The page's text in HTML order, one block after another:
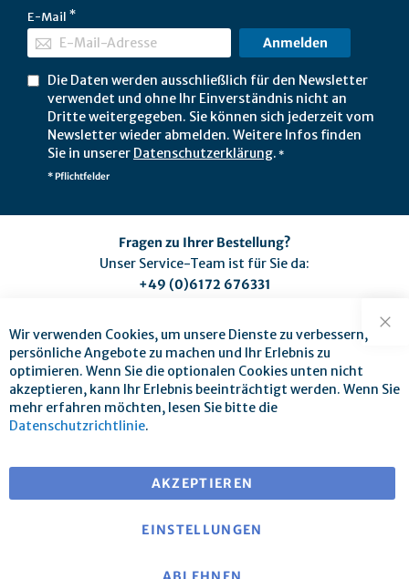
E-Mail
Anmelden
Die Daten werden ausschließlich für den Newsletter
verwendet und ohne Ihr Einverständnis nicht an
Dritte weitergegeben. Sie können sich jederzeit vom
Newsletter wieder abmelden. Weitere Infos finden
Sie in unserer Datenschutzerklärung. *
* Pflichtfelder
Fragen zu Ihrer Bestellung?
Unser Service-Team ist für Sie da:
+49 (0)6172 676331
service@mse-pharma.de
bei Versand innerhalb EU
Wir verwenden Cookies, um unsere Dienste zu verbessern,
persönliche Angebote zu machen und Ihr Erlebnis zu
optimieren. Wenn Sie die optionalen Cookies unten nicht
akzeptieren, kann Ihr Erlebnis beeinträchtigt werden. Wenn Sie
mehr erfahren möchten, lesen Sie bitte die
Datenschutzrichtlinie.
AKZEPTIEREN
EINSTELLUNGEN